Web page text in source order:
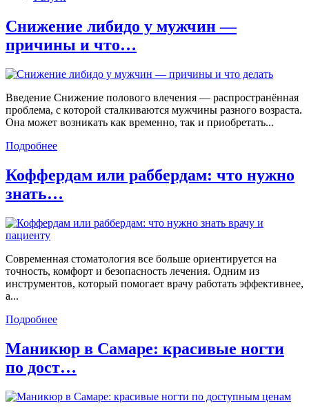
Снижение либидо у мужчин —
причины и что…
Введение Снижение полового влечения — распространённая
проблема, с которой сталкиваются мужчины разного возраста.
Она может возникать как временно, так и приобретать...
Подробнее
Коффердам или раббердам: что нужно
знать…
Современная стоматология все больше ориентируется на
точность, комфорт и безопасность лечения. Одним из
инструментов, который помогает врачу работать эффективнее,
а...
Подробнее
Маникюр в Самаре: красивые ногти
по дост…